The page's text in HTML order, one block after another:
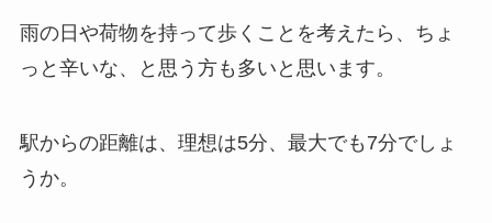
雨の日や荷物を持って歩くことを考えたら、ちょ
っと辛いな、と思う方も多いと思います。
駅からの距離は、理想は5分、最大でも7分でしょ
うか。